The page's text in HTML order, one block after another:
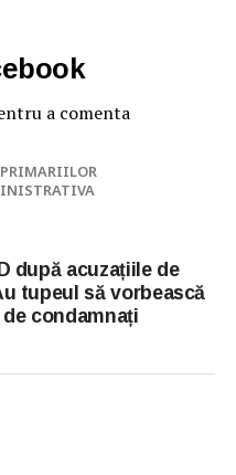
a comenta
după acuzațiile de
tupeul să vorbească
condamnați